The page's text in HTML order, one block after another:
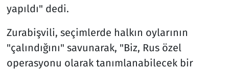
yapıldı" dedi.
Zurabişvili, seçimlerde halkın oylarının
"çalındığını" savunarak, "Biz, Rus özel
operasyonu olarak tanımlanabilecek bir